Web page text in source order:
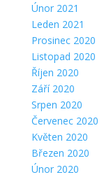
Únor 2021
Leden 2021
Prosinec 2020
Listopad 2020
Říjen 2020
Září 2020
Srpen 2020
Červenec 2020
Květen 2020
Březen 2020
Únor 2020